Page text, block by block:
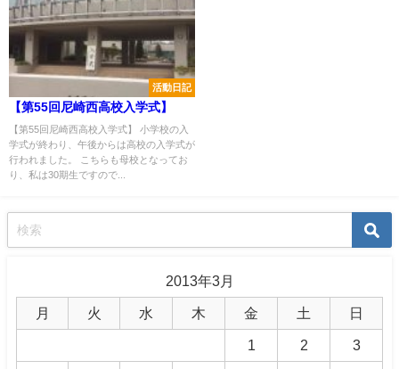
活動日記
【第55回尼崎西高校入学式】
【第55回尼崎西高校入学式】 小学校の入
学式が終わり、午後からは高校の入学式が
行われました。 こちらも母校となってお
り、私は30期生ですので...
2013年3月
月 火 水 木 金 土 日
1 2 3